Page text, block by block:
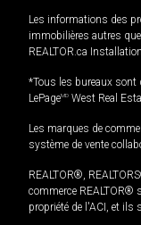
Les informations des
immobilières autres
REALTOR.ca
*Tous les bureaux sont
LePageMD West Real
Les marques de
système de vente
REALTOR®,
commerce REALTOR®
propriété de l'ACI, et ils